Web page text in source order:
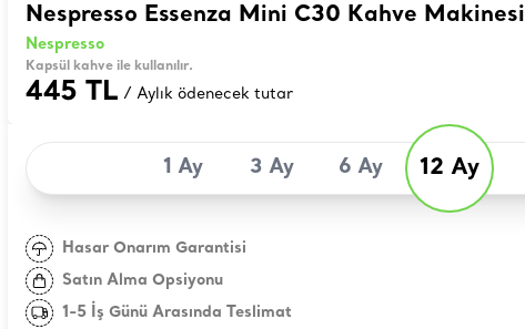
Nespresso Essenza Mini C30 Kahve Makinesi
Nespresso
Kapsül kahve ile kullanılır.
445 TL / Aylık ödenecek tutar
1 Ay 3 Ay 6 Ay 12 Ay
Hasar Onarım Garantisi
Satın Alma Opsiyonu
1-5 İş Günü Arasında Teslimat